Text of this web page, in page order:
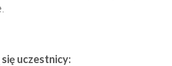
uczestnicy: